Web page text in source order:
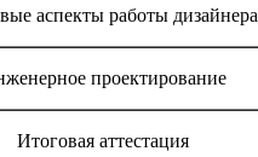
аспекты работы дизайнера
проектирование
Итоговая аттестация